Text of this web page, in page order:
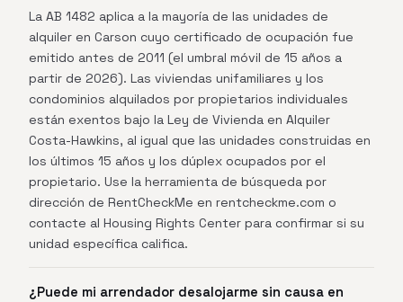
La AB 1482 aplica a la mayoría de las unidades de
alquiler en Carson cuyo certificado de ocupación fue
emitido antes de 2011 (el umbral móvil de 15 años a
partir de 2026). Las viviendas unifamiliares y los
condominios alquilados por propietarios individuales
están exentos bajo la Ley de Vivienda en Alquiler
Costa-Hawkins, al igual que las unidades construidas en
los últimos 15 años y los dúplex ocupados por el
propietario. Use la herramienta de búsqueda por
dirección de RentCheckMe en rentcheckme.com o
contacte al Housing Rights Center para confirmar si su
unidad específica califica.
¿Puede mi arrendador desalojarme sin causa en